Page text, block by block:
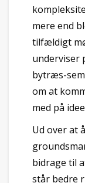
mere end
tilfældigt
underviser
bytræs-
om at
med på
Ud over at
bidrage til
står bedre